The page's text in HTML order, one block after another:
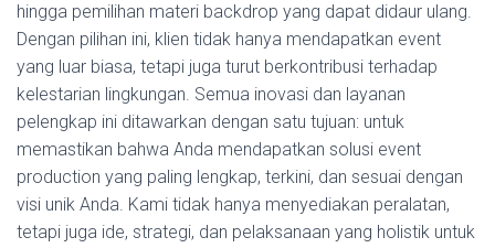
hingga pemilihan materi backdrop yang dapat didaur ulang.
Dengan pilihan ini, klien tidak hanya mendapatkan event
yang luar biasa, tetapi juga turut berkontribusi terhadap
kelestarian lingkungan. Semua inovasi dan layanan
pelengkap ini ditawarkan dengan satu tujuan: untuk
memastikan bahwa Anda mendapatkan solusi event
production yang paling lengkap, terkini, dan sesuai dengan
visi unik Anda. Kami tidak hanya menyediakan peralatan,
tetapi juga ide, strategi, dan pelaksanaan yang holistik untuk